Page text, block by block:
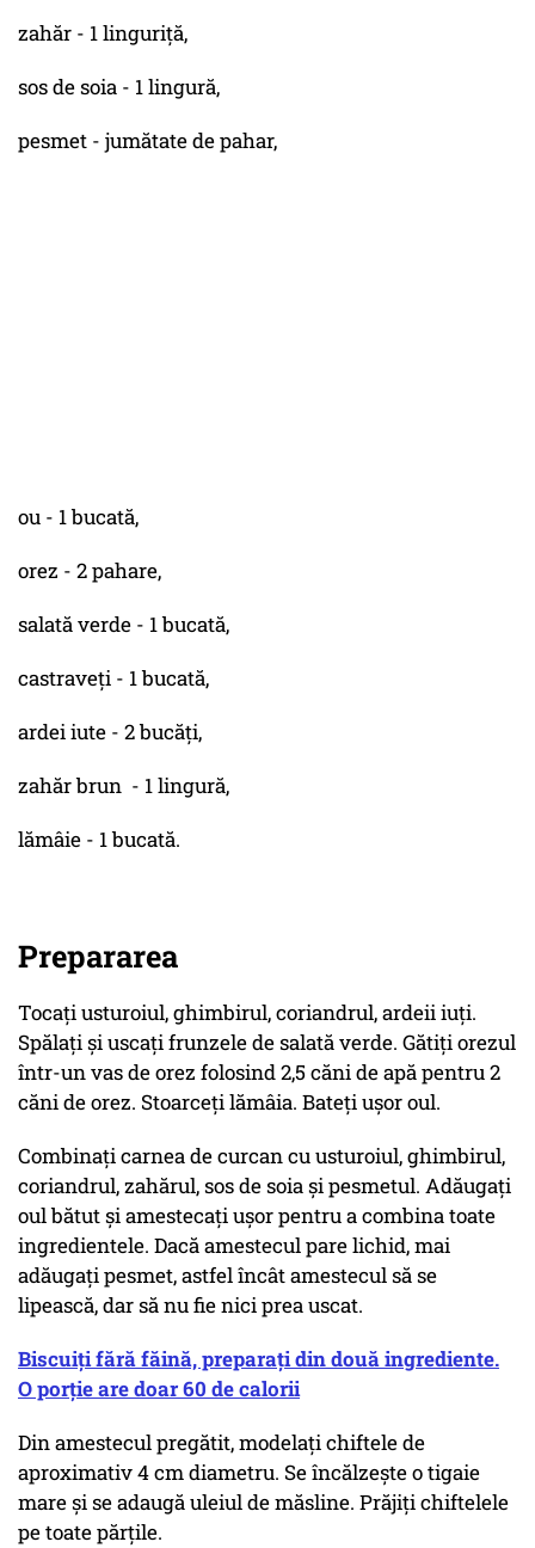
zahăr - 1 linguriță,
sos de soia - 1 lingură,
pesmet - jumătate de pahar,
ou - 1 bucată,
orez - 2 pahare,
salată verde - 1 bucată,
castraveți - 1 bucată,
ardei iute - 2 bucăți,
zahăr brun - 1 lingură,
lămâie - 1 bucată.
Prepararea
Tocați usturoiul, ghimbirul, coriandrul, ardeii iuți.
Spălați și uscați frunzele de salată verde. Gătiți orezul
într-un vas de orez folosind 2,5 căni de apă pentru 2
căni de orez. Stoarceți lămâia. Bateți ușor oul.
Combinați carnea de curcan cu usturoiul, ghimbirul,
coriandrul, zahărul, sos de soia și pesmetul. Adăugați
oul bătut și amestecați ușor pentru a combina toate
ingredientele. Dacă amestecul pare lichid, mai
adăugați pesmet, astfel încât amestecul să se
lipească, dar să nu fie nici prea uscat.
Biscuiți fără făină, preparați din două ingrediente.
O porție are doar 60 de calorii
Din amestecul pregătit, modelați chiftele de
aproximativ 4 cm diametru. Se încălzește o tigaie
mare și se adaugă uleiul de măsline. Prăjiți chiftelele
pe toate părțile.